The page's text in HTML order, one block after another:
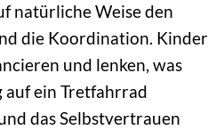
natürliche Weise den
die Koordination. Kinder
und lenken, was
auf ein Tretfahrrad
das Selbstvertrauen